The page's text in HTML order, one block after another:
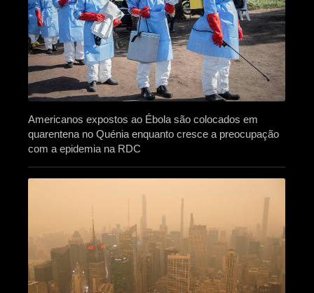
Americanos expostos ao Ébola são colocados em
quarentena no Quénia enquanto cresce a preocupação
com a epidemia na RDC